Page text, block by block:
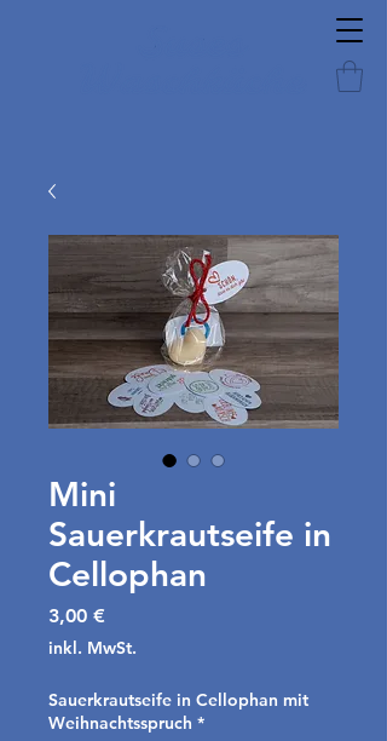
Mini
Sauerkrautseife in
Cellophan
3,00 €
inkl. MwSt.
Sauerkrautseife in Cellophan mit
Weihnachtsspruch *